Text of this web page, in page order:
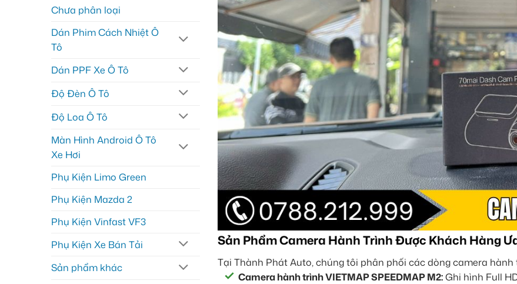
Chưa phân loại
Dán Phim Cách Nhiệt Ô
Tô
Dán PPF Xe Ô Tô
Độ Đèn Ô Tô
Độ Loa Ô Tô
Màn Hình Android Ô Tô
Xe Hơi
Phụ Kiện Limo Green
Phụ Kiện Mazda 2
Phụ Kiện Vinfast VF3
Phụ Kiện Xe Bán Tải
Sản phẩm khác
Sản Phẩm Camera Hành Trình Được Khách Hàng
Tại Thành Phát Auto, chúng tôi phân phối các dòng camera
Camera hành trình VIETMAP SPEEDMAP M2:Ghi hình Full